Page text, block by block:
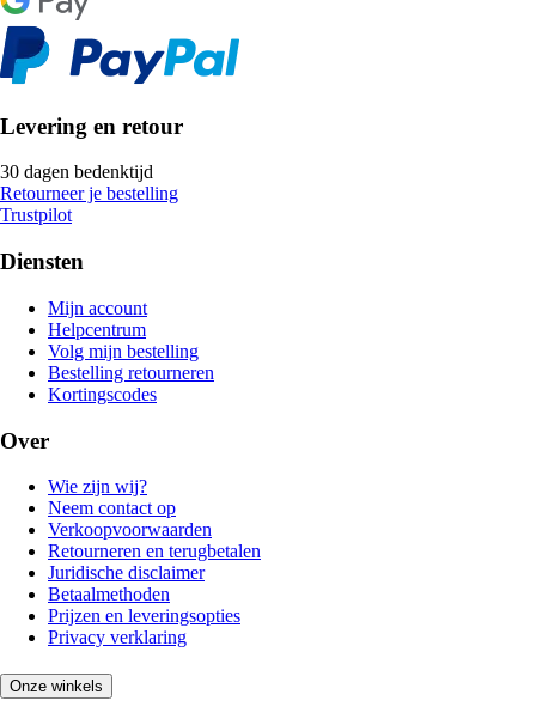
Levering en retour
30 dagen bedenktijd
Retourneer je bestelling
Trustpilot
Diensten
Mijn account
Helpcentrum
Volg mijn bestelling
Bestelling retourneren
Kortingscodes
Over
Wie zijn wij?
Neem contact op
Verkoopvoorwaarden
Retourneren en terugbetalen
Juridische disclaimer
Betaalmethoden
Prijzen en leveringsopties
Privacy verklaring
Onze winkels